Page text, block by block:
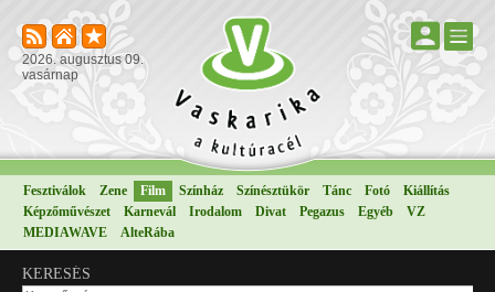
2026. augusztus 09.
vasárnap
Fesztiválok Zene Film Színház Színésztükör Tánc Fotó
Kiállítás
Képzőművészet
Karnevál Irodalom Divat Pegazus Egyéb
VZ
MEDIAWAVE
AlteRába
KERESÉS